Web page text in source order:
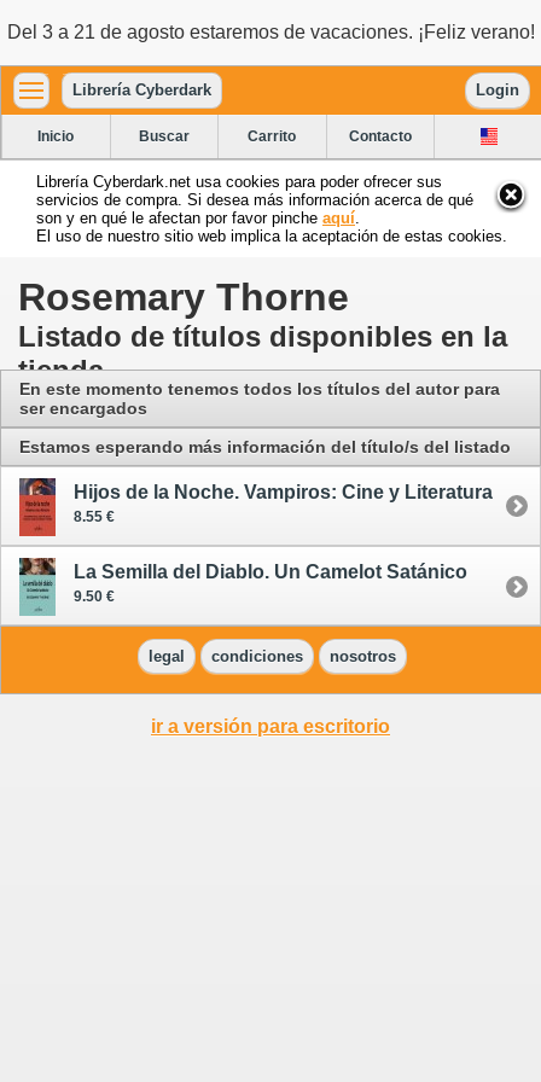
Del 3 a 21 de agosto estaremos de vacaciones. ¡Feliz verano!
Librería Cyberdark Login
Inicio Buscar Carrito Contacto
Librería Cyberdark.net usa cookies para poder ofrecer sus
servicios de compra. Si desea más información acerca de qué
son y en qué le afectan por favor pinche aquí
El uso de nuestro sitio web implica la aceptación de estas cookies.
Rosemary Thorne
Listado de títulos disponibles en la
tienda
En este momento tenemos todos los títulos del autor para
ser encargados
Estamos esperando más información del título/s del listado
Hijos de la Noche. Vampiros: Cine y Literatura
8.55 €
La Semilla del Diablo. Un Camelot Satánico
9.50 €
legal condiciones nosotros
ir a versión para escritorio